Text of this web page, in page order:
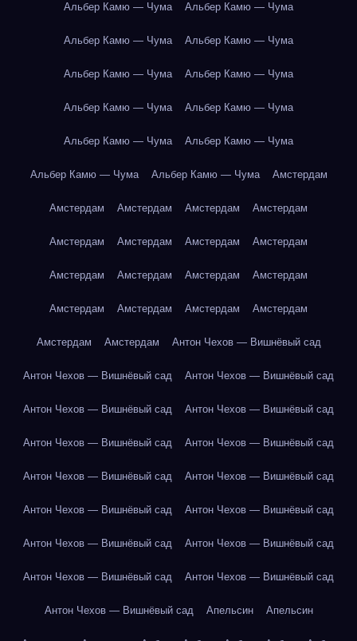
Альбер Камю — Чума Альбер Камю — Чума
Альбер Камю — Чума Альбер Камю — Чума
Альбер Камю — Чума Альбер Камю — Чума
Альбер Камю — Чума Альбер Камю — Чума
Альбер Камю — Чума Альбер Камю — Чума
Альбер Камю — Чума Альбер Камю — Чума Амстердам
Амстердам Амстердам Амстердам Амстердам
Амстердам Амстердам Амстердам Амстердам
Амстердам Амстердам Амстердам Амстердам
Амстердам Амстердам Амстердам Амстердам
Амстердам Амстердам Антон Чехов — Вишнёвый сад
Антон Чехов — Вишнёвый сад Антон Чехов — Вишнёвый сад
Антон Чехов — Вишнёвый сад Антон Чехов — Вишнёвый сад
Антон Чехов — Вишнёвый сад Антон Чехов — Вишнёвый сад
Антон Чехов — Вишнёвый сад Антон Чехов — Вишнёвый сад
Антон Чехов — Вишнёвый сад Антон Чехов — Вишнёвый сад
Антон Чехов — Вишнёвый сад Антон Чехов — Вишнёвый сад
Антон Чехов — Вишнёвый сад Антон Чехов — Вишнёвый сад
Антон Чехов — Вишнёвый сад Апельсин Апельсин